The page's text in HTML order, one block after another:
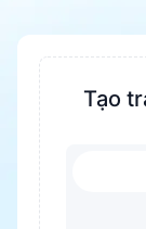
Tạo